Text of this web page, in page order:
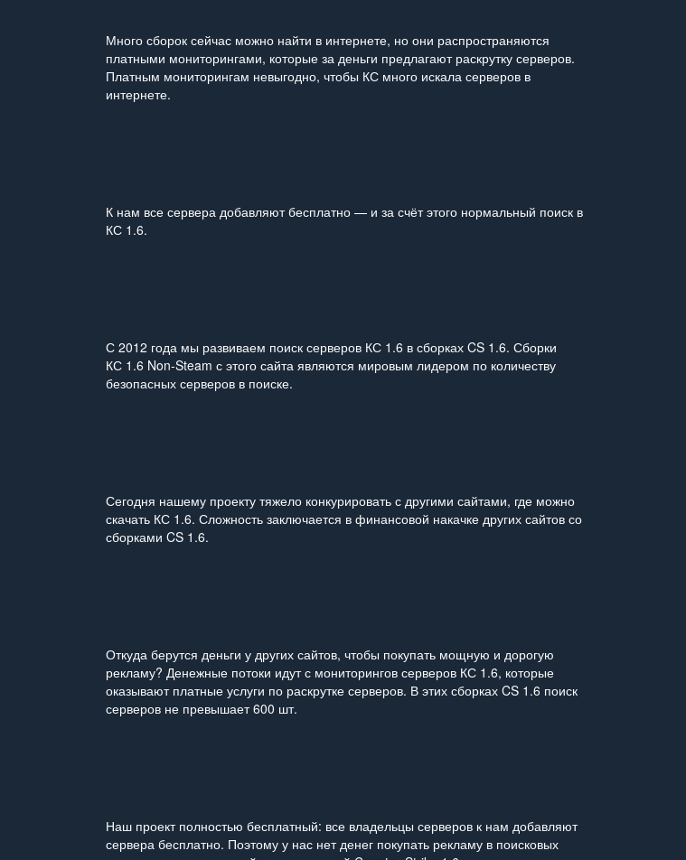
Много сборок сейчас можно найти в интернете, но они распространяются
платными мониторингами, которые за деньги предлагают раскрутку серверов.
Платным мониторингам невыгодно, чтобы КС много искала серверов в
интернете.
К нам все сервера добавляют бесплатно — и за счёт этого нормальный поиск в
КС 1.6.
С 2012 года мы развиваем поиск серверов КС 1.6 в сборках CS 1.6. Сборки
КС 1.6 Non‑Steam с этого сайта являются мировым лидером по количеству
безопасных серверов в поиске.
Сегодня нашему проекту тяжело конкурировать с другими сайтами, где можно
скачать КС 1.6. Сложность заключается в финансовой накачке других сайтов со
сборками CS 1.6.
Откуда берутся деньги у других сайтов, чтобы покупать мощную и дорогую
рекламу? Денежные потоки идут с мониторингов серверов КС 1.6, которые
оказывают платные услуги по раскрутке серверов. В этих сборках CS 1.6 поиск
серверов не превышает 600 шт.
Наш проект полностью бесплатный: все владельцы серверов к нам добавляют
сервера бесплатно. Поэтому у нас нет денег покупать рекламу в поисковых